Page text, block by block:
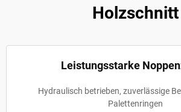
Holzschnitt
Leistungsstarke
Hydraulisch betrieben, zuverlässige
Palettenringen